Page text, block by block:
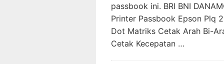
passbook ini. BRI BNI
Printer Passbook Epson Plq
Dot Matriks Cetak Arah Bi-
Cetak Kecepatan …